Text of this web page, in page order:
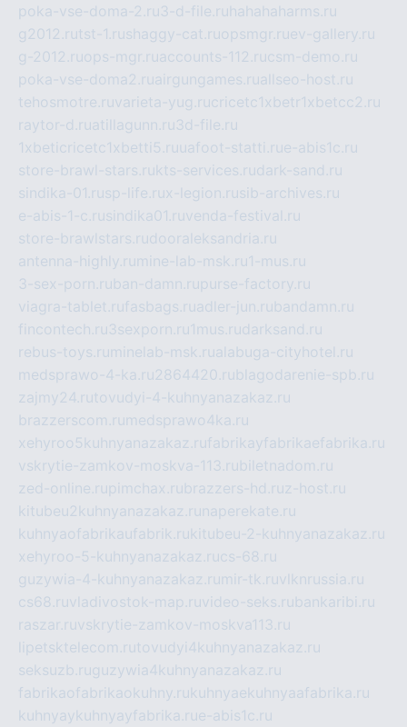
poka-vse-doma-2.ru3-d-file.ru hahahaharms.ru
g2012.rutst-1.rushaggy-cat.ruopsmgr.ruev-gallery.ru
g-2012.ruops-mgr.ruaccounts-112.rucsm-demo.ru
poka-vse-doma2.ruairgungames.ruallseo-host.ru
tehosmotre.ruvarieta-yug.rucricetc1xbetr1xbetcc2.ru
raytor-d.ruatillagunn.ru3d-file.ru
1xbeticricetc1xbetti5.ruuafoot-statti.rue-abis1c.ru
store-brawl-stars.rukts-services.rudark-sand.ru
sindika-01.rusp-life.rux-legion.rusib-archives.ru
e-abis-1-c.rusindika01.ruvenda-festival.ru
store-brawlstars.rudooraleksandria.ru
antenna-highly.ru mine-lab-msk.ru1-mus.ru
3-sex-porn.ruban-damn.rupurse-factory.ru
viagra-tablet.rufasbags.ruadler-jun.rubandamn.ru
fincontech.ru3sexporn.ru1mus.rudarksand.ru
rebus-toys.ru minelab-msk.rualabuga-cityhotel.ru
medsprawo-4-ka.ru2864420.rublagodarenie-spb.ru
zajmy24.rutovudyi-4-kuhnyanazakaz.ru
brazzerscom.ru medsprawo4ka.ru
xehyroo5kuhnyanazakaz.rufabrikayfabrikaefabrika.ru
vskrytie-zamkov-moskva-113.rubiletnadom.ru
zed-online.rupimchax.rubrazzers-hd.ruz-host.ru
kitubeu2kuhnyanazakaz.ru naperekate.ru
kuhnyaofabrikaufabrik.rukitubeu-2-kuhnyanazakaz.ru
xehyroo-5-kuhnyanazakaz.rucs-68.ru
guzywia-4-kuhnyanazakaz.ru mir-tk.ruvlknrussia.ru
cs68.ruvladivostok-map.ruvideo-seks.rubankaribi.ru
raszar.ruvskrytie-zamkov-moskva113.ru
lipetsktelecom.rutovudyi4kuhnyanazakaz.ru
seksuzb.ruguzywia4kuhnyanazakaz.ru
fabrikaofabrikaokuhny.rukuhnyaekuhnyaafabrika.ru
kuhnyaykuhnyayfabrika.rue-abis1c.ru